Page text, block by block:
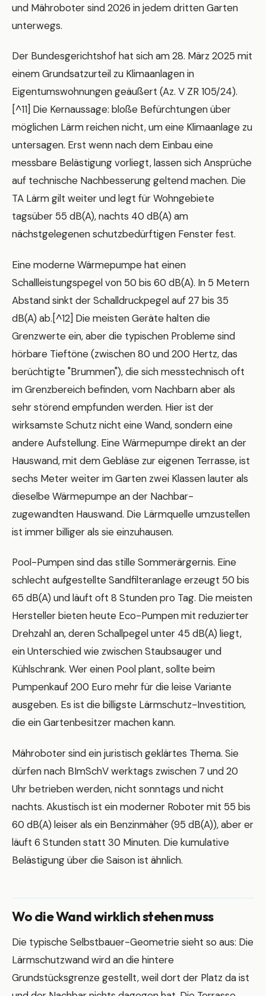
und Mähroboter sind 2026 in jedem dritten Garten
unterwegs.
Der Bundesgerichtshof hat sich am 28. März 2025 mit
einem Grundsatzurteil zu Klimaanlagen in
Eigentumswohnungen geäußert (Az. V ZR 105/24).
[^11] Die Kernaussage: bloße Befürchtungen über
möglichen Lärm reichen nicht, um eine Klimaanlage zu
untersagen. Erst wenn nach dem Einbau eine
messbare Belästigung vorliegt, lassen sich Ansprüche
auf technische Nachbesserung geltend machen. Die
TA Lärm gilt weiter und legt für Wohngebiete
tagsüber 55 dB(A), nachts 40 dB(A) am
nächstgelegenen schutzbedürftigen Fenster fest.
Eine moderne Wärmepumpe hat einen
Schallleistungspegel von 50 bis 60 dB(A). In 5 Metern
Abstand sinkt der Schalldruckpegel auf 27 bis 35
dB(A) ab.[^12] Die meisten Geräte halten die
Grenzwerte ein, aber die typischen Probleme sind
hörbare Tieftöne (zwischen 80 und 200 Hertz, das
berüchtigte "Brummen"), die sich messtechnisch oft
im Grenzbereich befinden, vom Nachbarn aber als
sehr störend empfunden werden. Hier ist der
wirksamste Schutz nicht eine Wand, sondern eine
andere Aufstellung. Eine Wärmepumpe direkt an der
Hauswand, mit dem Gebläse zur eigenen Terrasse, ist
sechs Meter weiter im Garten zwei Klassen lauter als
dieselbe Wärmepumpe an der Nachbar-
zugewandten Hauswand. Die Lärmquelle umzustellen
ist immer billiger als sie einzuhausen.
Pool-Pumpen sind das stille Sommerärgernis. Eine
schlecht aufgestellte Sandfilteranlage erzeugt 50 bis
65 dB(A) und läuft oft 8 Stunden pro Tag. Die meisten
Hersteller bieten heute Eco-Pumpen mit reduzierter
Drehzahl an, deren Schallpegel unter 45 dB(A) liegt,
ein Unterschied wie zwischen Staubsauger und
Kühlschrank. Wer einen Pool plant, sollte beim
Pumpenkauf 200 Euro mehr für die leise Variante
ausgeben. Es ist die billigste Lärmschutz-Investition,
die ein Gartenbesitzer machen kann.
Mähroboter sind ein juristisch geklärtes Thema. Sie
dürfen nach BImSchV werktags zwischen 7 und 20
Uhr betrieben werden, nicht sonntags und nicht
nachts. Akustisch ist ein moderner Roboter mit 55 bis
60 dB(A) leiser als ein Benzinmäher (95 dB(A)), aber er
läuft 6 Stunden statt 30 Minuten. Die kumulative
Belästigung über die Saison ist ähnlich.
Wo die Wand wirklich stehen muss
Die typische Selbstbauer-Geometrie sieht so aus: Die
Lärmschutzwand wird an die hintere
Grundstücksgrenze gestellt, weil dort der Platz da ist